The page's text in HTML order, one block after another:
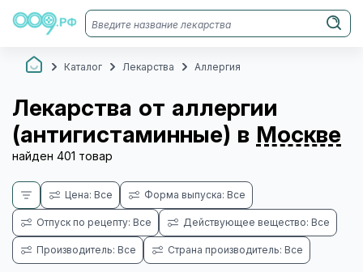
Каталог Лекарства Аллергия
Лекарства от аллергии
(антигистаминные) в Москве
найден 401 товар
Цена: Все Форма выпуска: Все
Отпуск по рецепту: Все Действующее вещество: Все
Производитель: Все Страна производитель: Все